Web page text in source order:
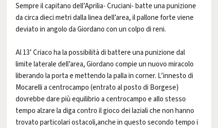
Sempre il capitano dell’Aprilia- Cruciani- batte una punizione
da circa dieci metri dalla linea dell’area, il pallone forte viene
deviato in angolo da Giordano con un colpo di reni.
Al 13’ Criaco ha la possibilità di battere una punizione dal
limite laterale dell’area, Giordano compie un nuovo miracolo
liberando la porta e mettendo la palla in corner. L’innesto di
Mocarelli a centrocampo (entrato al posto di Borgese)
dovrebbe dare più equilibrio a centrocampo e allo stesso
tempo alzare la diga contro il gioco dei laziali che non hanno
trovato particolari ostacoli,anche in questo secondo tempo i